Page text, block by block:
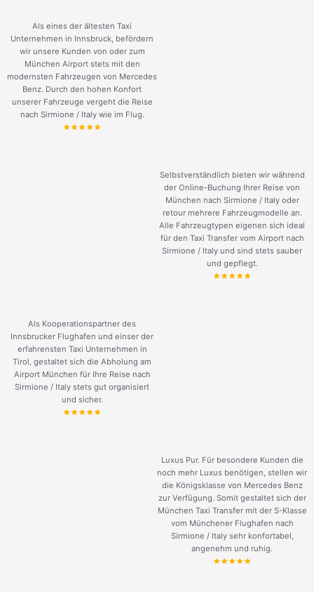
Als eines der ältesten Taxi
Unternehmen in Innsbruck, befördern
wir unsere Kunden von oder zum
München Airport stets mit den
modernsten Fahrzeugen von Mercedes
Benz. Durch den hohen Konfort
unserer Fahrzeuge vergeht die Reise
nach Sirmione / Italy wie im Flug.
Selbstverständlich bieten wir während
der Online-Buchung Ihrer Reise von
München nach Sirmione / Italy oder
retour mehrere Fahrzeugmodelle an.
Alle Fahrzeugtypen eigenen sich ideal
für den Taxi Transfer vom Airport nach
Sirmione / Italy und sind stets sauber
und gepflegt.
Als Kooperationspartner des
Innsbrucker Flughafen und einser der
erfahrensten Taxi Unternehmen in
Tirol, gestaltet sich die Abholung am
Airport München für Ihre Reise nach
Sirmione / Italy stets gut organisiert
und sicher.
Luxus Pur. Für besondere Kunden die
noch mehr Luxus benötigen, stellen wir
die Königsklasse von Mercedes Benz
zur Verfügung. Somit gestaltet sich der
München Taxi Transfer mit der S-Klasse
vom Münchener Flughafen nach
Sirmione / Italy sehr konfortabel,
angenehm und ruhig.